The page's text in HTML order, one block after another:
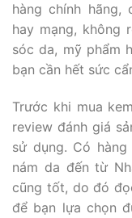
hàng chính hãng,
hay mạng, không
sóc da, mỹ phẩm
bạn cần hết sức
Trước khi mua
review đánh giá
sử dụng. Có
nám da đến từ
cũng tốt, do đó
để bạn lựa chọn